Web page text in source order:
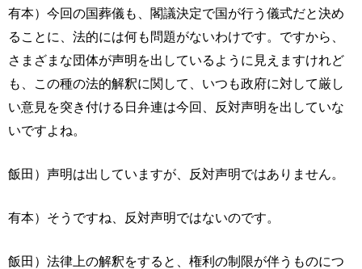
有本）今回の国葬儀も、閣議決定で国が行う儀式だと決め
ることに、法的には何も問題がないわけです。ですから、
さまざまな団体が声明を出しているように見えますけれど
も、この種の法的解釈に関して、いつも政府に対して厳し
い意見を突き付ける日弁連は今回、反対声明を出していな
いですよね。
飯田）声明は出していますが、反対声明ではありません。
有本）そうですね、反対声明ではないのです。
飯田）法律上の解釈をすると、権利の制限が伴うものにつ